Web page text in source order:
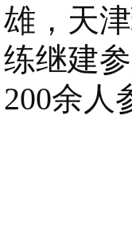
雄，天
练继建
200余人